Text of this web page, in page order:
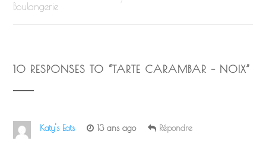
Boulangerie
10 RESPONSES TO “TARTE CARAMBAR – NOIX”
Katy's Eats 13 ans ago Répondre